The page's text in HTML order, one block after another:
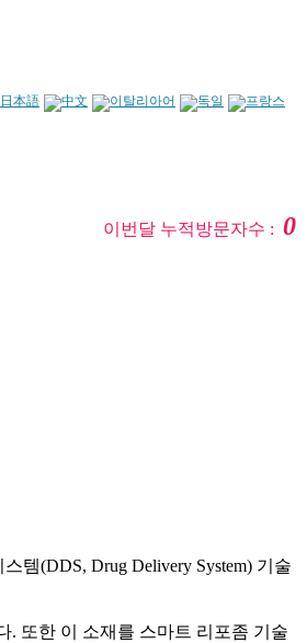
이번달 누적방문자수 :0
템(DDS, Drug Delivery System) 기술
. 또한 이 소재를 스마트 리포좀 기술